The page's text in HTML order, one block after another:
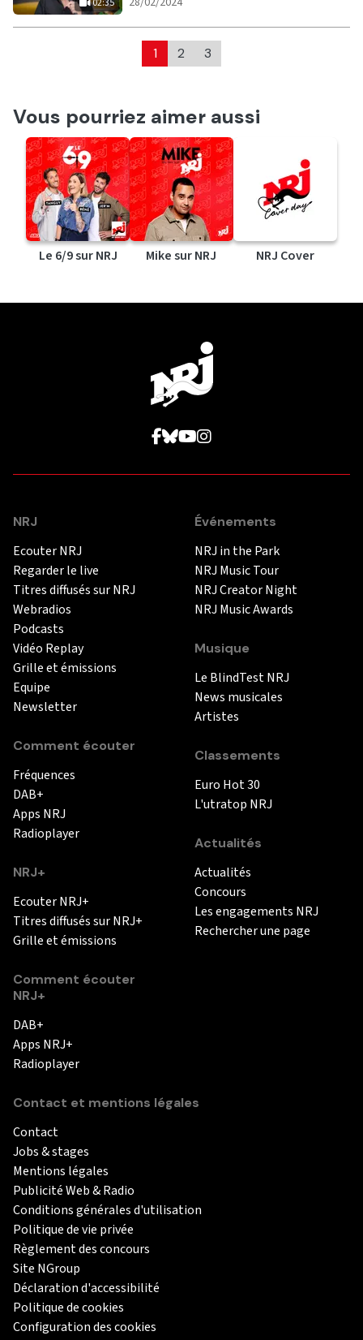
1 2 3
Vous pourriez aimer aussi
Le 6/9 sur NRJ Mike sur NRJ NRJ Cover
NRJ
Ecouter NRJ
Regarder le live
Titres diffusés sur NRJ
Webradios
Podcasts
Vidéo Replay
Grille et émissions
Equipe
Newsletter
Comment écouter
Fréquences
DAB+
Apps NRJ
Radioplayer
NRJ+
Ecouter NRJ+
Titres diffusés sur NRJ+
Grille et émissions
Comment écouter
NRJ+
DAB+
Apps NRJ+
Radioplayer
Événements
NRJ in the Park
NRJ Music Tour
NRJ Creator Night
NRJ Music Awards
Musique
Le BlindTest NRJ
News musicales
Artistes
Classements
Euro Hot 30
L'utratop NRJ
Actualités
Actualités
Concours
Les engagements NRJ
Rechercher une page
Contact et mentions légales
Contact
Jobs & stages
Mentions légales
Publicité Web & Radio
Conditions générales d'utilisation
Politique de vie privée
Règlement des concours
Site NGroup
Déclaration d'accessibilité
Politique de cookies
Configuration des cookies